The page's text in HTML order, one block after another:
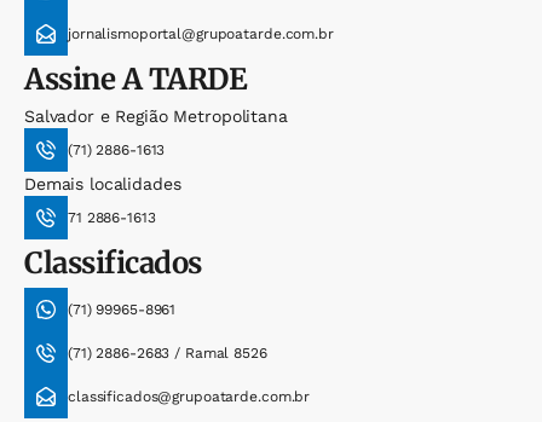
jornalismoportal@grupoatarde.com.br
AssineA TARDE
Salvador e Região Metropolitana
(71) 2886-1613
Demais localidades
71 2886-1613
Classificados
(71) 99965-8961
(71) 2886-2683 / Ramal 8526
classificados@grupoatarde.com.br